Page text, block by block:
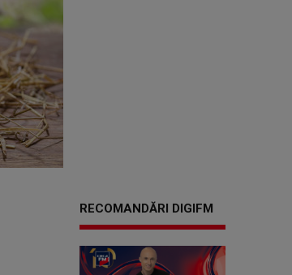
RECOMANDĂRI DIGIFM